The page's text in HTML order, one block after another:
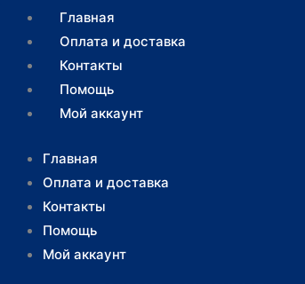
Главная
Оплата и доставка
Контакты
Помощь
Мой аккаунт
Главная
Оплата и доставка
Контакты
Помощь
Мой аккаунт